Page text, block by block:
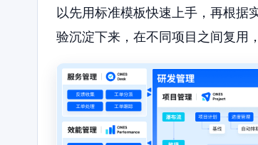
以先用标准模板快速上手，再根据
验沉淀下来，在不同项目之间复用